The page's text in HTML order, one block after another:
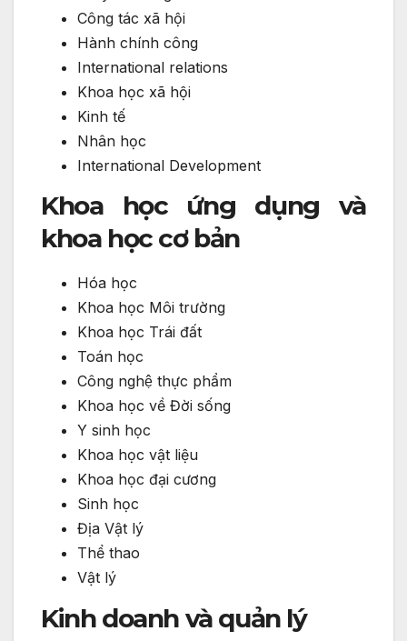
Công tác xã hội
Hành chính công
International relations
Khoa học xã hội
Kinh tế
Nhân học
International Development
Khoa học ứng dụng và
khoa học cơ bản
Hóa học
Khoa học Môi trường
Khoa học Trái đất
Toán học
Công nghệ thực phẩm
Khoa học về Đời sống
Y sinh học
Khoa học vật liệu
Khoa học đại cương
Sinh học
Địa Vật lý
Thể thao
Vật lý
Kinh doanh và quản lý